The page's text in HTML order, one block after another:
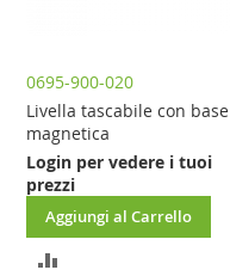
0695-900-020
Livella tascabile con base
magnetica
Login per vedere i tuoi
prezzi
Aggiungi al Carrello
AGGIUNGI